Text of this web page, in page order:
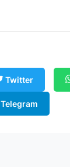
Twitter
Telegram